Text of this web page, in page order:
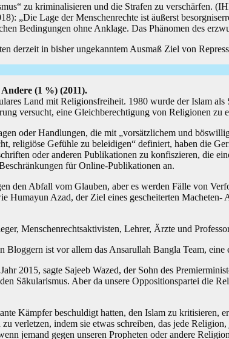
zu kriminalisieren und die Strafen zu verschärfen.
„Die Lage der Menschenrechte ist äußerst
Bedingungen ohne Anklage. Das Phänomen des
derzeit in bisher ungekanntem Ausmaß Ziel von
(1 %) (2011).
Land mit Religionsfreiheit. 1980 wurde der Islam
versucht, eine Gleichberechtigung von Religionen zu
oder Handlungen, die mit „vorsätzlichem und
religiöse Gefühle zu beleidigen“ definiert, haben die
oder anderen Publikationen zu konfiszieren, die
für Online-Publikationen an.
den Abfall vom Glauben, aber es werden Fälle von
Humayun Azad, der Ziel eines gescheiterten
Menschenrechtsaktivisten, Lehrer, Ärzte und
ist vor allem das Ansarullah Bangla Team,
2015, sagte Sajeeb Wazed, der Sohn des
Säkularismus. Aber da unsere Oppositionspartei die
Kämpfer beschuldigt hatten, den Islam zu
verletzen, indem sie etwas schreiben, das jede
jemand gegen unseren Propheten oder andere